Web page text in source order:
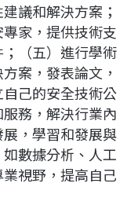
議和解決方案；
專家，提供技術支
（五）進行學術
案，發表論文，
己的安全技術公
務，解決行業內
，學習和發展與
數據分析、人工
視野，提高自己